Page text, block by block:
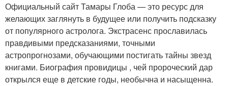
Официальный сайт Тамары Глоба — это ресурс для
желающих заглянуть в будущее или получить подсказку
от популярного астролога. Экстрасенс прославилась
правдивыми предсказаниями, точными
астропрогнозами, обучающими постигать тайны звезд
книгами. Биография провидицы , чей пророческий дар
открылся еще в детские годы, необычна и насыщенна.